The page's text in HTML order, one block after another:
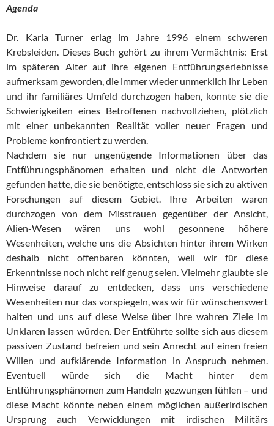
Agenda
Dr. Karla Turner erlag im Jahre 1996 einem schweren
Krebsleiden. Dieses Buch gehört zu ihrem Vermächtnis: Erst
im späteren Alter auf ihre eigenen Entführungserlebnisse
aufmerksam geworden, die immer wieder unmerklich ihr Leben
und ihr familiäres Umfeld durchzogen haben, konnte sie die
Schwierigkeiten eines Betroffenen nachvollziehen, plötzlich
mit einer unbekannten Realität voller neuer Fragen und
Probleme konfrontiert zu werden.
Nachdem sie nur ungenügende Informationen über das
Entführungsphänomen erhalten und nicht die Antworten
gefunden hatte, die sie benötigte, entschloss sie sich zu aktiven
Forschungen auf diesem Gebiet. Ihre Arbeiten waren
durchzogen von dem Misstrauen gegenüber der Ansicht,
Alien-Wesen wären uns wohl gesonnene höhere
Wesenheiten, welche uns die Absichten hinter ihrem Wirken
deshalb nicht offenbaren könnten, weil wir für diese
Erkenntnisse noch nicht reif genug seien. Vielmehr glaubte sie
Hinweise darauf zu entdecken, dass uns verschiedene
Wesenheiten nur das vorspiegeln, was wir für wünschenswert
halten und uns auf diese Weise über ihre wahren Ziele im
Unklaren lassen würden. Der Entführte sollte sich aus diesem
passiven Zustand befreien und sein Anrecht auf einen freien
Willen und aufklärende Information in Anspruch nehmen.
Eventuell würde sich die Macht hinter dem
Entführungsphänomen zum Handeln gezwungen fühlen – und
diese Macht könnte neben einem möglichen außerirdischen
Ursprung auch Verwicklungen mit irdischen Militärs